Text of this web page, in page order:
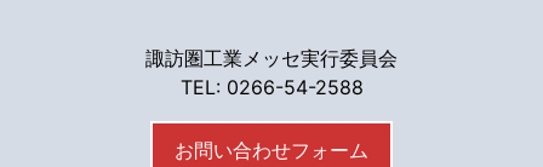
諏訪圏工業メッセ実行委員会
TEL: 0266-54-2588
お問い合わせフォーム